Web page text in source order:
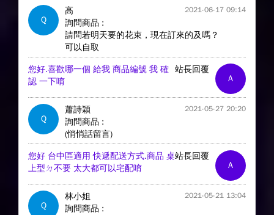
Q
高 2021-06-17 09:14
詢問商品 :
請問若明天要的花束，現在訂來的及嗎？
可以自取
A
站長回覆
您好.喜歡哪一個 給我 商品編號 我 確
認 一下唷
Q
蕭詩穎 2021-05-27 20:20
詢問商品 :
(悄悄話留言)
A
站長回覆
您好 台中區適用 快遞配送方式.商品 桌
上型ㄉ不要 太大都可以宅配唷
Q
林小姐 2021-05-21 13:04
詢問商品 :